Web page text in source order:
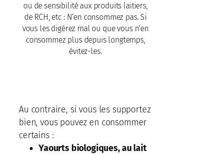
ou de sensibilité aux produits laitiers,
de RCH, etc : N’en consommez pas. Si
vous les digérez mal ou que vous n’en
consommez plus depuis longtemps,
évitez-les.
Au contraire, si vous les supportez
bien, vous pouvez en consommer
certains :
Yaourts biologiques, au lait